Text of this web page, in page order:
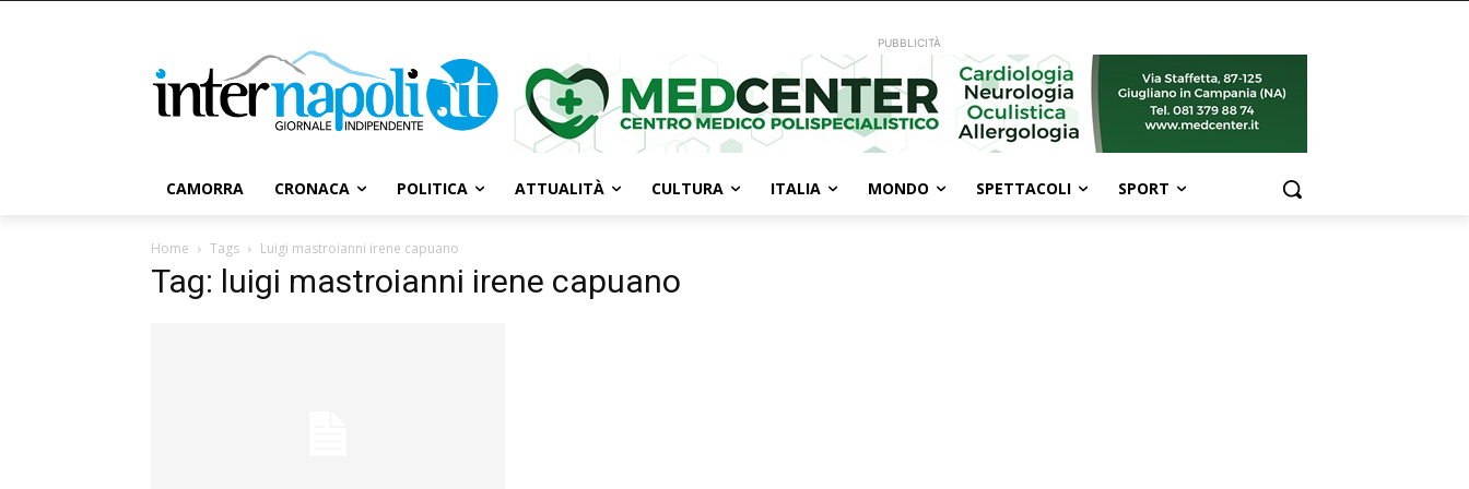
PUBBLICITÀ
CAMORRA CRONACA POLITICA ATTUALITÀ CULTURA ITALIA MONDO SPETTACOLI SPORT
Home Tags Luigi mastroianni irene capuano
Tag: luigi mastroianni irene capuano